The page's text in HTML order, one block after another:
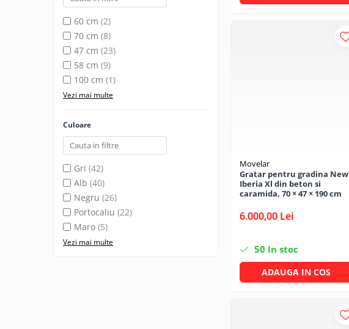
Aplice si plafoniere
Lustre si pendule
Accesorii corpuri de iluminat
Veioze si lampi
Accesorii decorative
Figurine si decoratiuni Craciun
60 cm (2)
70 cm (8)
47 cm (23)
58 cm (9)
100 cm (1)
Vezi mai multe
Culoare
Gri (42)
Alb (40)
Negru (26)
Portocaliu (22)
Maro (5)
Vezi mai multe
Movelar
Gratar pentru gradina New
Iberia Xl din beton si
caramida, 70 × 47 × 190 cm
6.000,00 Lei
50 In stoc
ADAUGA IN COS